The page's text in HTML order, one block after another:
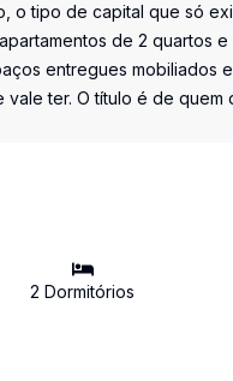
o tipo de capital que só
de 2 quartos
entregues
vale ter. O título é de
2 Dormitórios